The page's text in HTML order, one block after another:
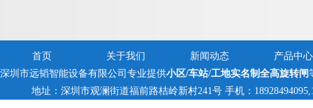
首页 关于我们 新闻动态
产品中心
深圳市远韬智能设备有限公司专业提供小区/车站/工地实名制全高旋转闸
地址：深圳市观澜街道福前路桔岭新村241号 手机：